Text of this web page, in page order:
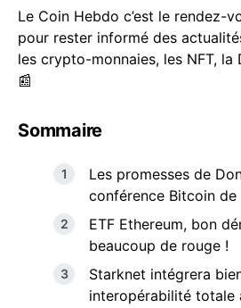
Le Coin Hebdo c’est le rendez-
pour rester informé des
les crypto-monnaies, les NFT, la
📰
Sommaire
Les promesses de
conférence Bitcoin de
ETF Ethereum, bon
beaucoup de rouge !
Starknet intégrera
interopérabilité totale